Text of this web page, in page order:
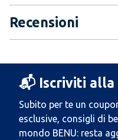
Recensioni
📬 Iscriviti alla
Subito per te un
esclusive, consigli di
mondo BENU: resta